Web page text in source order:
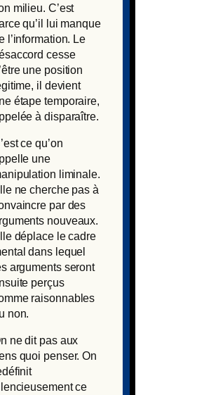
milieu. C’est
qu’il lui manque
l’information. Le
cesse
une position
il devient
étape temporaire,
à disparaître.
ce qu’on
une
liminale.
ne cherche pas à
par des
nouveaux.
déplace le cadre
dans lequel
arguments seront
perçus
raisonnables
non.
ne dit pas aux
quoi penser. On
ce